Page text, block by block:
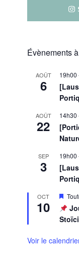
Évènements
AOÛT
6
19h00
AOÛT
22
14h30
SEP
3
19h00
OCT
10
Mis
en
Voir le